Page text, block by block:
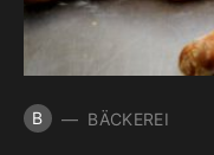
B BÄCKEREI